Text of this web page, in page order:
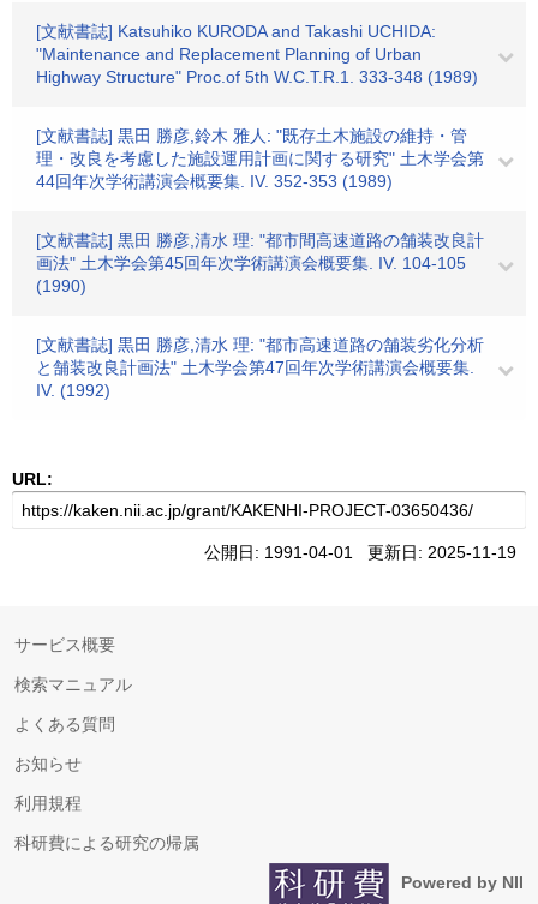
[文献書誌] Katsuhiko KURODA and Takashi UCHIDA:
"Maintenance and Replacement Planning of Urban
Highway Structure" Proc.of 5th W.C.T.R.1. 333-348 (1989)
[文献書誌] 黒田 勝彦,鈴木 雅人: "既存土木施設の維持・管
理・改良を考慮した施設運用計画に関する研究" 土木学会第
44回年次学術講演会概要集. IV. 352-353 (1989)
[文献書誌] 黒田 勝彦,清水 理: "都市間高速道路の舗装改良計
画法" 土木学会第45回年次学術講演会概要集. IV. 104-105
(1990)
[文献書誌] 黒田 勝彦,清水 理: "都市高速道路の舗装劣化分析
と舗装改良計画法" 土木学会第47回年次学術講演会概要集.
IV. (1992)
URL:
公開日: 1991-04-01 更新日: 2025-11-19
サービス概要
検索マニュアル
よくある質問
お知らせ
利用規程
科研費による研究の帰属
Powered by NII